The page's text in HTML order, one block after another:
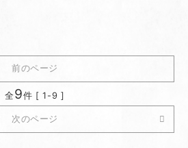
前のページ
全9件 [ 1-9 ]
次のページ